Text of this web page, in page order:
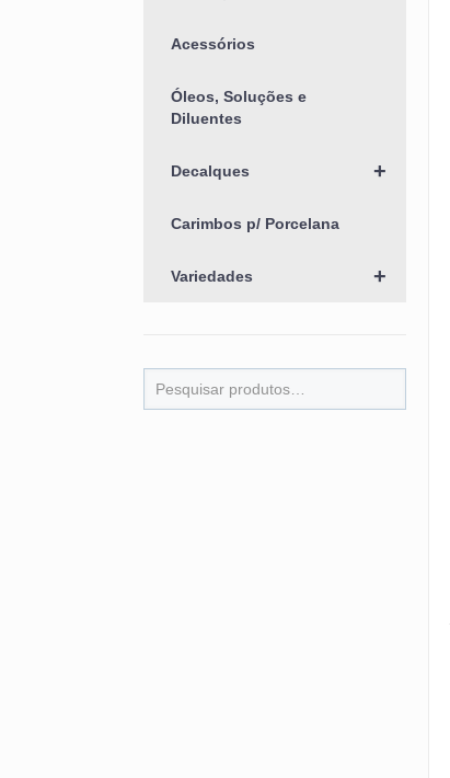
Acessórios
Óleos, Soluções e
Diluentes
+
Decalques
Carimbos p/ Porcelana
+
Variedades